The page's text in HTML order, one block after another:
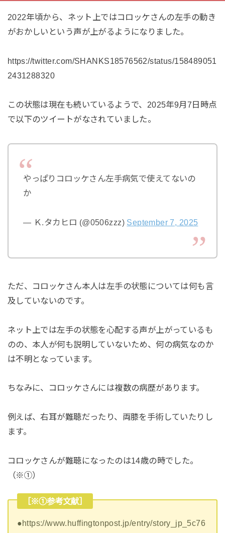
2022年頃から、ネット上ではコロッケさんの左手の動き
がおかしいという声が上がるようになりました。
https://twitter.com/SHANKS18576562/status/158489051
2431288320
この状態は現在も続いているようで、2025年9月7日時点
で以下のツイートがなされていました。
やっぱりコロッケさん左手病気で使えてないの
か
— Ｋ.タカヒロ (@0506zzz) September 7, 2025
ただ、コロッケさん本人は左手の状態については何も言
及していないのです。
ネット上では左手の状態を心配する声が上がっているも
のの、本人が何も説明していないため、何の病気なのか
は不明となっています。
ちなみに、コロッケさんには複数の病歴があります。
例えば、右耳が難聴だったり、両膝を手術していたりし
ます。
コロッケさんが難聴になったのは14歳の時でした。
（※①）
［※①参考文献］
●https://www.huffingtonpost.jp/entry/story_jp_5c76